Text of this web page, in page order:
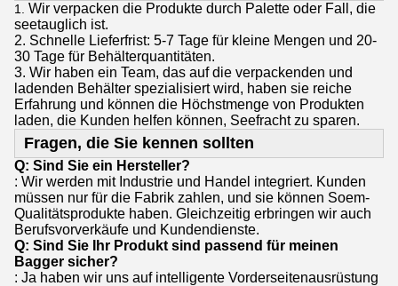
1. Wir verpacken die Produkte durch Palette oder Fall, die
seetauglich ist.
2. Schnelle Lieferfrist: 5-7 Tage für kleine Mengen und 20-
30 Tage für Behälterquantitäten.
3. Wir haben ein Team, das auf die verpackenden und
ladenden Behälter spezialisiert wird, haben sie reiche
Erfahrung und können die Höchstmenge von Produkten
laden, die Kunden helfen können, Seefracht zu sparen.
Fragen, die Sie kennen sollten
Q: Sind Sie ein Hersteller?
: Wir werden mit Industrie und Handel integriert. Kunden
müssen nur für die Fabrik zahlen, und sie können Soem-
Qualitätsprodukte haben. Gleichzeitig erbringen wir auch
Berufsvorverkäufe und Kundendienste.
Q: Sind Sie Ihr Produkt sind passend für meinen
Bagger sicher?
: Ja haben wir uns auf intelligente Vorderseitenausrüstung